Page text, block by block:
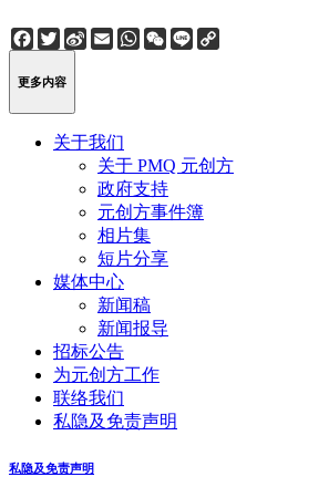
Facebook
Twitter
Sina
Weibo
EmailWhatsApp
WeChat
Line
更多内容
关于我们
关于 PMQ 元创方
政府支持
元创方事件簿
相片集
短片分享
媒体中心
新闻稿
新闻报导
招标公告
为元创方工作
联络我们
私隐及免责声明
私隐及免责声明